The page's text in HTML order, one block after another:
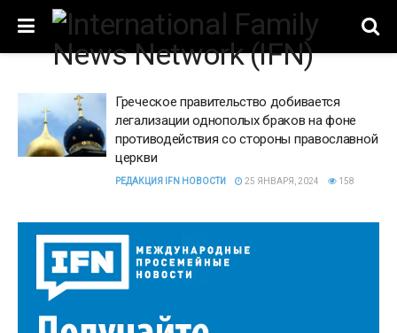
Греческое правительство добивается
легализации однополых браков на фоне
противодействия со стороны православной
церкви
РЕДАКЦИЯ IFN НОВОСТИ 25 ЯНВАРЯ, 2024 158